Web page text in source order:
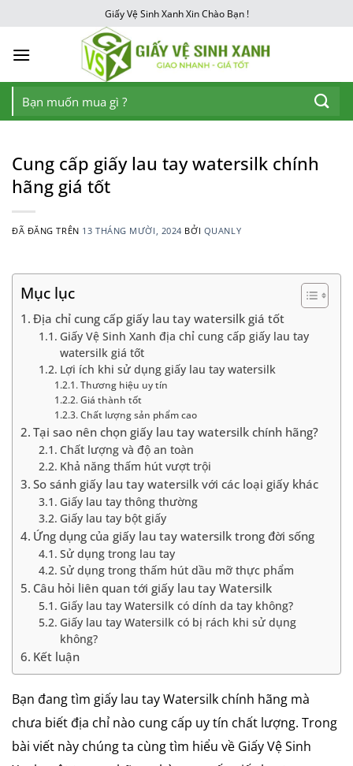
đến
nội
Giấy Vệ Sinh Xanh Xin Chào Bạn !
Tìm
kiếm:
Cung cấp giấy lau tay watersilk chính
hãng giá tốt
ĐÃ ĐĂNG TRÊN 13 THÁNG MƯỜI, 2024 BỞI QUANLY
Mục lục
Địa chỉ cung cấp giấy lau tay watersilk giá tốt
Giấy Vệ Sinh Xanh địa chỉ cung cấp giấy lau tay
watersilk giá tốt
Lợi ích khi sử dụng giấy lau tay watersilk
Thương hiệu uy tín
Giá thành tốt
Chất lượng sản phẩm cao
Tại sao nên chọn giấy lau tay watersilk chính hãng?
Chất lượng và độ an toàn
Khả năng thấm hút vượt trội
So sánh giấy lau tay watersilk với các loại giấy khác
Giấy lau tay thông thường
Giấy lau tay bột giấy
Ứng dụng của giấy lau tay watersilk trong đời sống
Sử dụng trong lau tay
Sử dụng trong thấm hút dầu mỡ thực phẩm
Câu hỏi liên quan tới giấy lau tay Watersilk
Giấy lau tay Watersilk có dính da tay không?
Giấy lau tay Watersilk có bị rách khi sử dụng
không?
Kết luận
Bạn đang tìm giấy lau tay Watersilk chính hãng mà
chưa biết địa chỉ nào cung cấp uy tín chất lượng. Trong
bài viết này chúng ta cùng tìm hiểu về Giấy Vệ Sinh